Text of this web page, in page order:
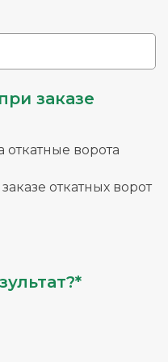
заказе
ворота
откатных ворот